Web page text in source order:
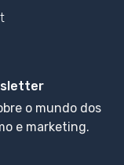
o mundo dos
e marketing.